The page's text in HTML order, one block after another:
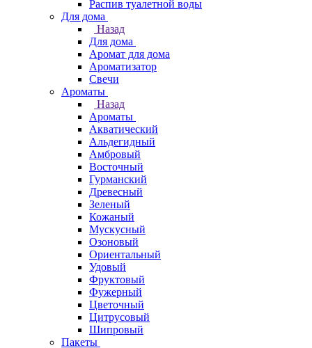
Распив туалетной воды
Для дома
Назад
Для дома
Аромат для дома
Ароматизатор
Свечи
Ароматы
Назад
Ароматы
Акватический
Альдегидный
Амбровый
Восточный
Гурманский
Древесный
Зеленый
Кожаный
Мускусный
Озоновый
Ориентальный
Удовый
Фруктовый
Фужерный
Цветочный
Цитрусовый
Шипровый
Пакеты